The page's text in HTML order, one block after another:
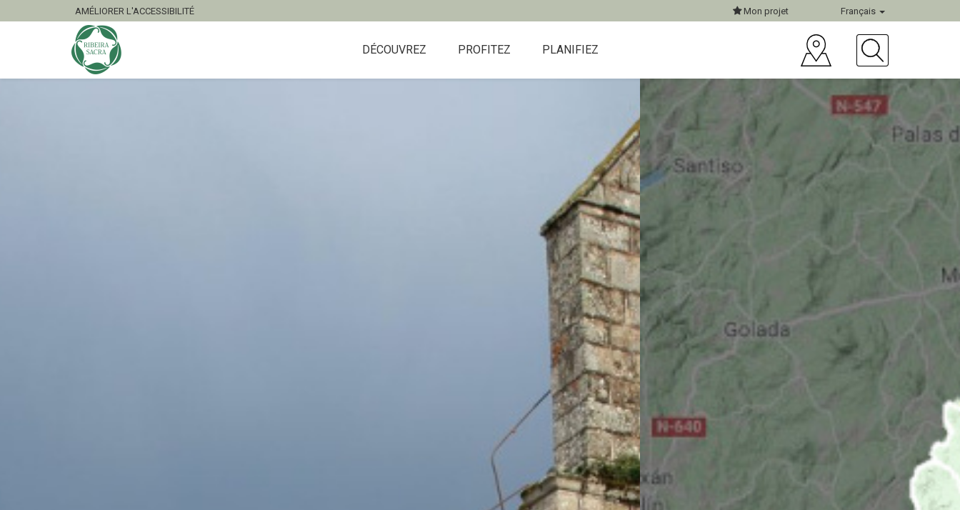
AMÉLIORER L'ACCESSIBILITÉ Mon projet Français
DÉCOUVREZ PROFITEZ PLANIFIEZ